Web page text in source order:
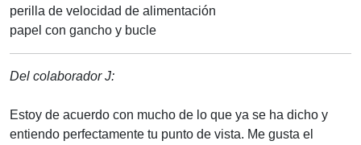
perilla de velocidad de alimentación
papel con gancho y bucle
Del colaborador J:
Estoy de acuerdo con mucho de lo que ya se ha dicho y
entiendo perfectamente tu punto de vista. Me gusta el